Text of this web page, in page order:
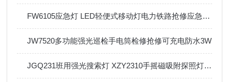
FW6105应急灯 LED轻便式移动灯电力铁路抢修应急工作灯
JW7520多功能强光巡检手电筒检修抢修可充电防水3W
JGQ231班用强光搜索灯 XZY2310手摇磁吸附探照灯军之光搜索巡检灯